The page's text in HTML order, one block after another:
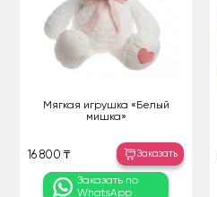
Мягкая игрушка «Белый
мишка»
16 800 ₸ Заказать
Заказать по
WhatsApp